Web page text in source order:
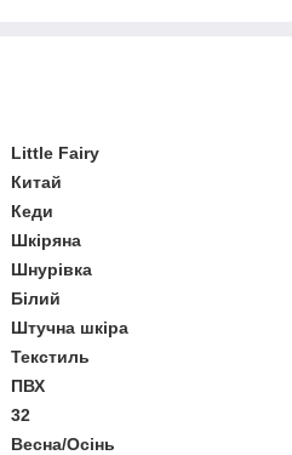
Little Fairy
Китай
Кеди
Шкіряна
Шнурівка
Білий
Штучна шкіра
Текстиль
ПВХ
32
Весна/Осінь